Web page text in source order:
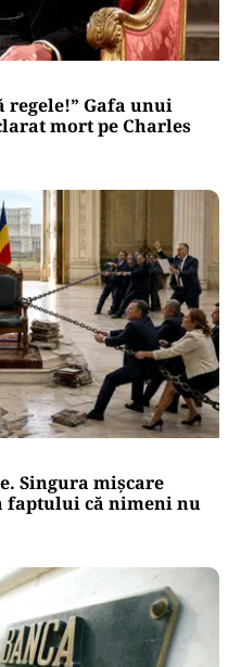
regele!” Gafa unui
mort pe Charles
Singura mișcare
faptului că nimeni nu